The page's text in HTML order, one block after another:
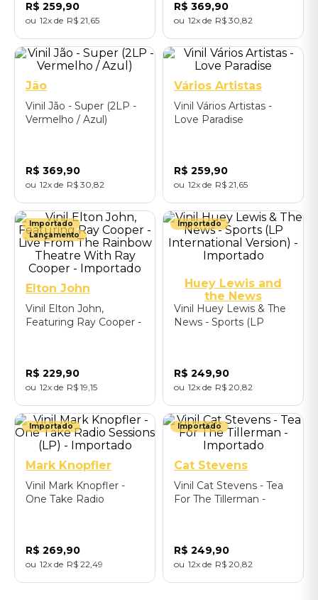
R$ 259,90
12 R$ 21 65
R$ 369,90
12 R$ 30 82
Jão
Vinil Jão - Super (2LP -
Vermelho / Azul)
R$ 369,90
12 R$ 30 82
Vários Artistas
Vinil Vários Artistas -
Love Paradise
R$ 259,90
12 R$ 21 65
Importado
Lançamento
Elton John
Vinil Elton John,
Featuring Ray Cooper -
R$ 229,90
12 R$ 19 15
Importado
Huey Lewis and
the News
Vinil Huey Lewis & The
News - Sports (LP
R$ 249,90
12 R$ 20 82
Importado
Mark Knopfler
Vinil Mark Knopfler -
One Take Radio
R$ 269,90
12 R$ 22 49
Importado
Cat Stevens
Vinil Cat Stevens - Tea
For The Tillerman -
R$ 249,90
12 R$ 20 82